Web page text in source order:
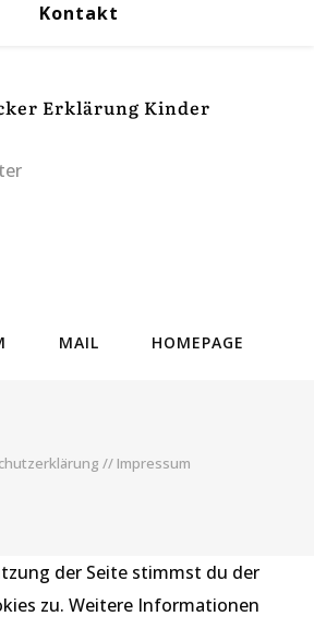
Kontakt
Erklärung Kinder
MAIL HOMEPAGE
// Impressum
der Seite stimmst du der
zu. Weitere Informationen